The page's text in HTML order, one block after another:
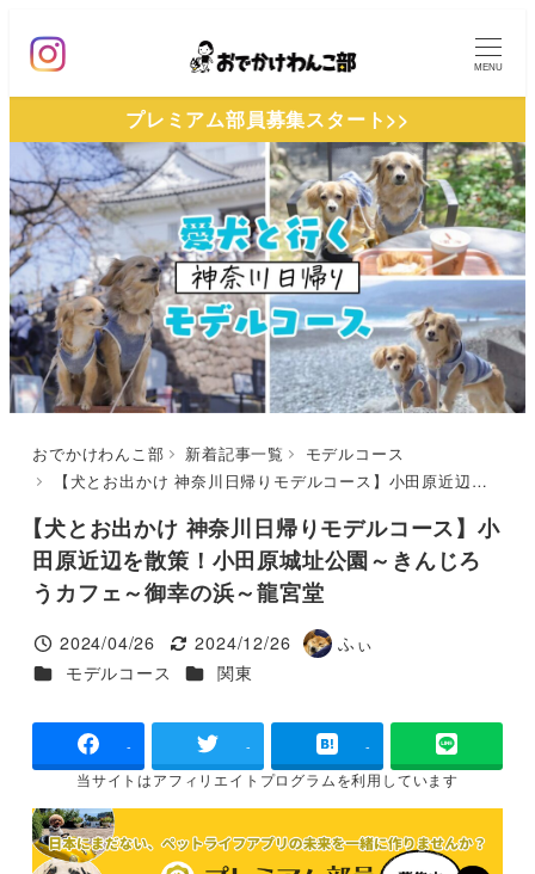
ン
ン
テ
ン
ツ
へ
移
動
MENU
プレミアム部員募集スタート>>
おでかけわんこ部 新着記事一覧
モデルコース
【犬とお出かけ 神奈川日帰りモデルコース】小田原近辺を散策！小田原城址公園～きんじろうカフェ～御幸の浜～龍宮堂
【犬とお出かけ 神奈川日帰りモデルコース】小
田原近辺を散策！小田原城址公園～きんじろ
うカフェ～御幸の浜～龍宮堂
投稿日
2024/04/26
更新日
2024/12/26
著
ふぃ
カテゴリー
モデルコース カテゴリー
関東
- - -
当サイトはアフィリエイトプログラムを利用しています